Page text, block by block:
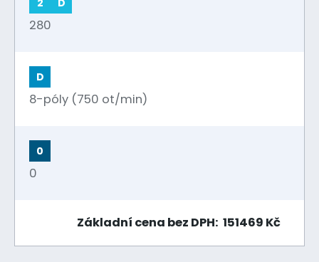
280
D
8-póly (750 ot/min)
0
0
Základní cena bez DPH: 151469 Kč